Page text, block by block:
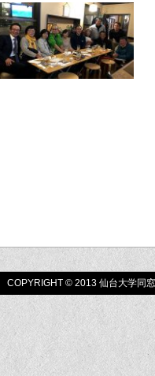
COPYRIGHT © 2013 仙台大学同